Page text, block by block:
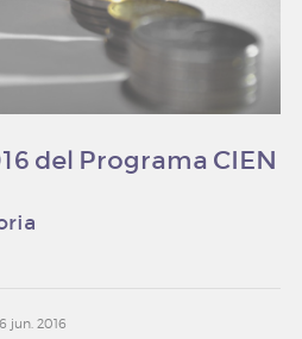
del Programa CIEN
jun. 2016